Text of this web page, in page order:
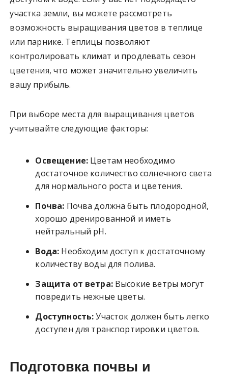
участка земли, вы можете рассмотреть
возможность выращивания цветов в теплице
или парнике. Теплицы позволяют
контролировать климат и продлевать сезон
цветения, что может значительно увеличить
вашу прибыль.
При выборе места для выращивания цветов
учитывайте следующие факторы:
Освещение:Цветам необходимо
достаточное количество солнечного света
для нормального роста и цветения.
Почва: Почва должна быть плодородной,
хорошо дренированной и иметь
нейтральный pH.
Вода: Необходим доступ к достаточному
количеству воды для полива.
Защита от ветра:Высокие ветры могут
повредить нежные цветы.
Доступность:Участок должен быть легко
доступен для транспортировки цветов.
Подготовка почвы и